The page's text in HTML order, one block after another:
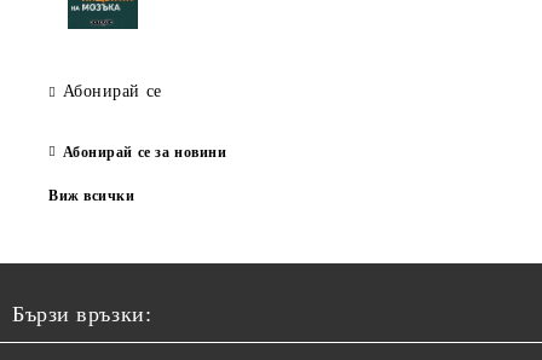
Абонирай се
Абонирай се за новини
Виж всички
Бързи връзки: